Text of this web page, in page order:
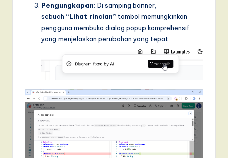
Pengungkapan: Di samping banner,
sebuah “Lihat rincian” tombol memungkinkan
pengguna membuka dialog popup komprehensif
yang menjelaskan perubahan yang tepat.